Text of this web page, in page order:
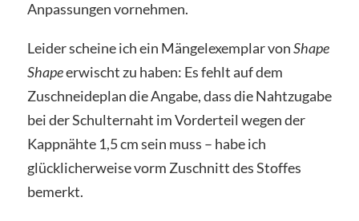
Anpassungen vornehmen.
Leider scheine ich ein Mängelexemplar vonShape
Shapeerwischt zu haben: Es fehlt auf dem
Zuschneideplan die Angabe, dass die Nahtzugabe
bei der Schulternaht im Vorderteil wegen der
Kappnähte 1,5 cm sein muss – habe ich
glücklicherweise vorm Zuschnitt des Stoffes
bemerkt.